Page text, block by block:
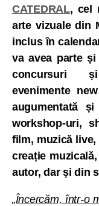
CATEDRAL, cel
arte vizuale din
inclus în
va avea parte și
concursuri
evenimente
augumentată
workshop-uri,
film, muzică
creație
autor, dar și din
„Încercăm, într-o